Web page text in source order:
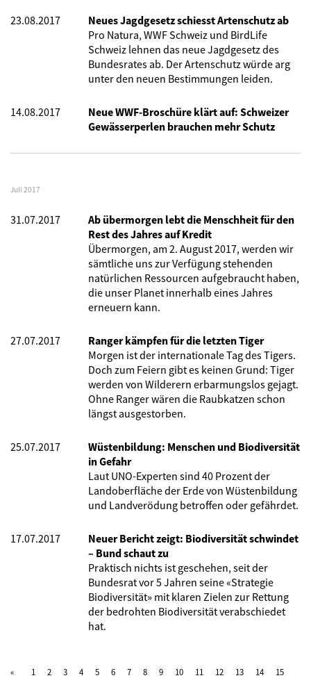
23.08.2017
Neues Jagdgesetz schiesst Artenschutz ab
Pro Natura, WWF Schweiz und BirdLife
Schweiz lehnen das neue Jagdgesetz des
Bundesrates ab. Der Artenschutz würde arg
unter den neuen Bestimmungen leiden.
14.08.2017
Neue WWF-Broschüre klärt auf: Schweizer
Gewässerperlen brauchen mehr Schutz
Juli 2017
31.07.2017
Ab übermorgen lebt die Menschheit für den
Rest des Jahres auf Kredit
Übermorgen, am 2. August 2017, werden wir
sämtliche uns zur Verfügung stehenden
natürlichen Ressourcen aufgebraucht haben,
die unser Planet innerhalb eines Jahres
erneuern kann.
27.07.2017
Ranger kämpfen für die letzten Tiger
Morgen ist der internationale Tag des Tigers.
Doch zum Feiern gibt es keinen Grund: Tiger
werden von Wilderern erbarmungslos gejagt.
Ohne Ranger wären die Raubkatzen schon
längst ausgestorben.
25.07.2017
Wüstenbildung: Menschen und Biodiversität
in Gefahr
Laut UNO-Experten sind 40 Prozent der
Landoberfläche der Erde von Wüstenbildung
und Landverödung betroffen oder gefährdet.
17.07.2017
Neuer Bericht zeigt: Biodiversität schwindet
– Bund schaut zu
Praktisch nichts ist geschehen, seit der
Bundesrat vor 5 Jahren seine «Strategie
Biodiversität» mit klaren Zielen zur Rettung
der bedrohten Biodiversität verabschiedet
hat.
1 2 3 4 5 6 7 8 9 10 11 12 13 14
15